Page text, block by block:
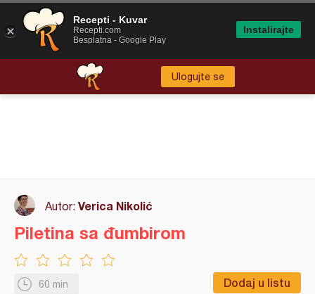
Ulogujte se
Autor: Verica Nikolić
60 min Dodaj u listu
Piletina sa đumbirom
Recepti - Kuvar
Recepti.com
Besplatna - Google Play
Instalirajte